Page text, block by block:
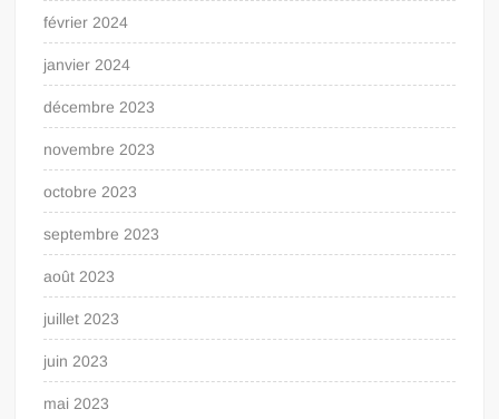
février 2024
janvier 2024
décembre 2023
novembre 2023
octobre 2023
septembre 2023
août 2023
juillet 2023
juin 2023
mai 2023